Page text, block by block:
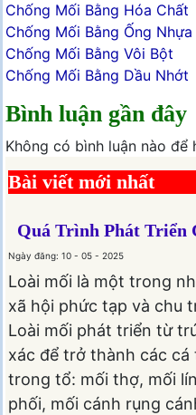
Chống Mối Bằng Hóa Chất
Chống Mối Bằng Ống Nhựa
Chống Mối Bằng Vôi Bột
Chống Mối Bằng Dầu Nhớt
Bình luận gần đây
Không có bình luận nào để
Bài viết mới nhất
Quá Trình Phát Triển
Ngày đăng: 10 - 05 - 2025
Loài mối là một trong
xã hội phức tạp và chu
Loài mối phát triển từ
xác để trở thành các
trong tổ: mối thợ, mối
phối, mối cánh rụng